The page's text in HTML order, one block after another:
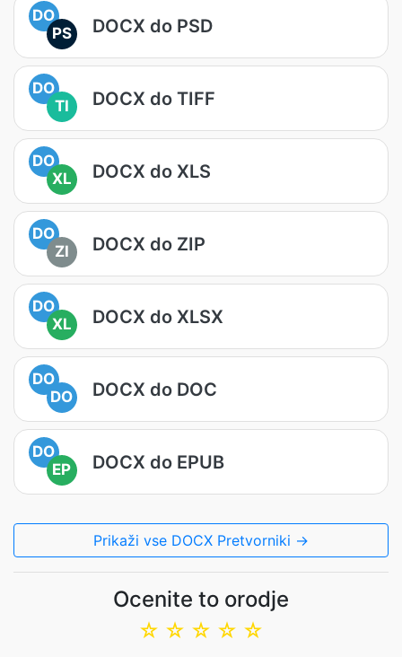
DO
PS
DOCX do PSD
DO
TI
DOCX do TIFF
DO
XL
DOCX do XLS
DO
ZI
DOCX do ZIP
DO
XL
DOCX do XLSX
DO
DO
DOCX do DOC
DO
EP
DOCX do EPUB
Prikaži vse DOCX Pretvorniki →
Ocenite to orodje
☆
☆
☆
☆
☆